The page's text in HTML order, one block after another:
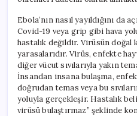
Ebola’nın nasıl yayıldığını da
Covid-19 veya grip gibi hava
hastalık değildir. Virüsün doğal
yarasalarıdır. Virüs, enfekte
diğer vücut sıvılarıyla yakın
İnsandan insana bulaşma,
doğrudan temas veya bu
yoluyla gerçekleşir. Hastalık
virüsü bulaştırmaz” şeklinde